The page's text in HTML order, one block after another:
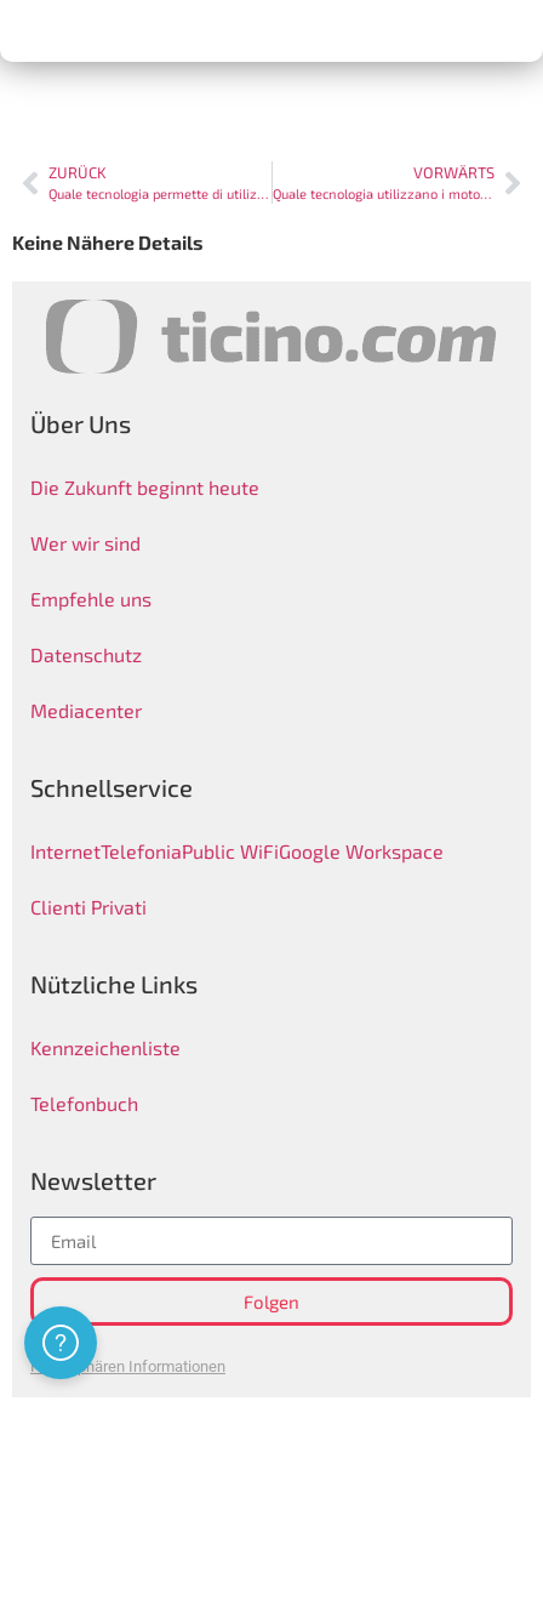
ZURÜCK
Quale tecnologia permette di utilizzare i servizi internet per parlare al telefono?
VORWÄRTS
Quale tecnologia utilizzano i motori di ricerca per eseguire la scansione dei siti web?
Keine Nähere Details
Über Uns
Die Zukunft beginnt heute
Wer wir sind
Empfehle uns
Datenschutz
Mediacenter
Schnellservice
InternetTelefoniaPublic WiFiGoogle Workspace
Clienti Privati
Nützliche Links
Kennzeichenliste
Telefonbuch
Newsletter
Folgen
Privatsphären Informationen